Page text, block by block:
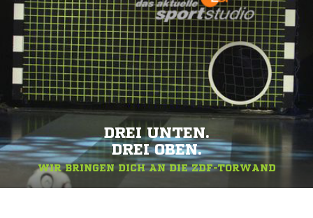
DREI UNTEN.
DREI OBEN.
WIR BRINGEN DICH AN DIE ZDF-TORWAND